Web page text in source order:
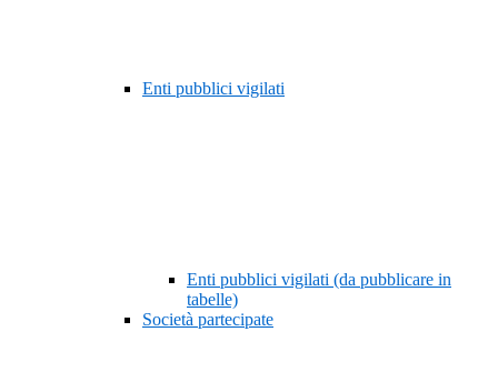
Enti pubblici vigilati
Enti pubblici vigilati (da pubblicare in
tabelle)
Società partecipate